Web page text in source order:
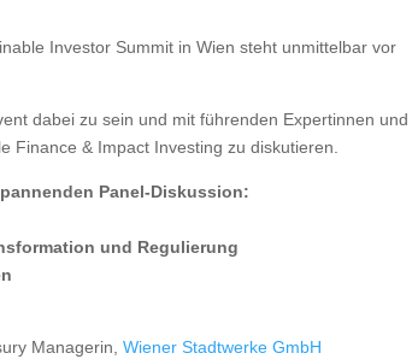
Investor Summit in Wien steht unmittelbar vor
dabei zu sein und mit führenden Expertinnen und
Finance & Impact Investing zu diskutieren.
Panel-Diskussion:
und Regulierung
Managerin,Wiener Stadtwerke GmbH